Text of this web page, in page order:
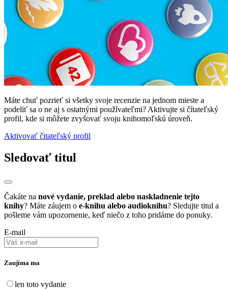
Máte chuť pozrieť si všetky svoje recenzie na jednom mieste a
podeliť sa o ne aj s ostatnými používateľmi? Aktivujte si čítateľský
profil, kde si môžete zvyšovať svoju knihomoľskú úroveň.
Aktivovať čitateľský profil
Sledovať titul
Čakáte na nové vydanie, preklad alebo naskladnenie tejto
knihy? Máte záujem o e-knihu alebo audioknihu? Sledujte titul a
pošleme vám upozornenie, keď niečo z toho pridáme do ponuky.
E-mail
Zaujíma ma
len toto vydanie